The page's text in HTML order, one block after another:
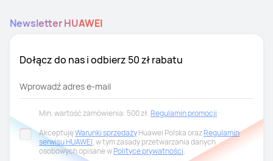
Newsletter HUAWEI
Dołącz do nas i odbierz 50 zł rabatu
Wprowadź adres e-mail
Min. wartość zamówienia: 500 zł.Regulamin promocji
AkceptujęWarunki sprzedażyHuawei Polska orazRegulamin
serwisu HUAWEI, w tym zasady przetwarzania danych
osobowych opisane wPolityce prywatności.